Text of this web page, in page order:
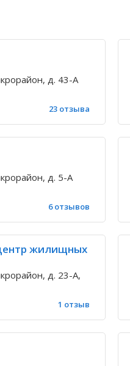
д. 43-А
23 отзыва
д. 5-А
6 отзывов
жилищных
д. 23-А,
1 отзыв